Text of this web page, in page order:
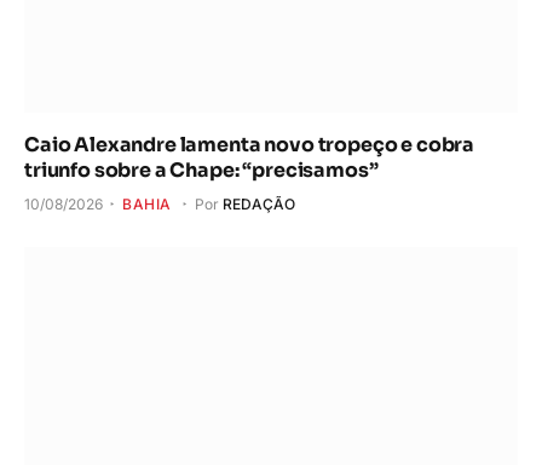
Caio Alexandre lamenta novo tropeço e cobra
triunfo sobre a Chape: “precisamos”
10/08/2026 BAHIA Por REDAÇÃO